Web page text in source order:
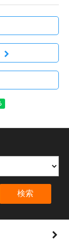
検索